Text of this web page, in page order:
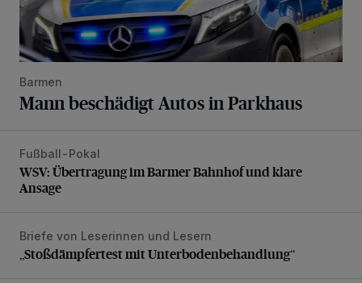
Barmen
Mann beschädigt Autos in Parkhaus
WSV: Übertragung im Barmer Bahnhof und klare Ansage
Fußball-Pokal
WSV: Übertragung im Barmer Bahnhof und klare
Ansage
„Stoßdämpfertest mit Unterbodenbehandlung“
Briefe von Leserinnen und Lesern
„Stoßdämpfertest mit Unterbodenbehandlung“